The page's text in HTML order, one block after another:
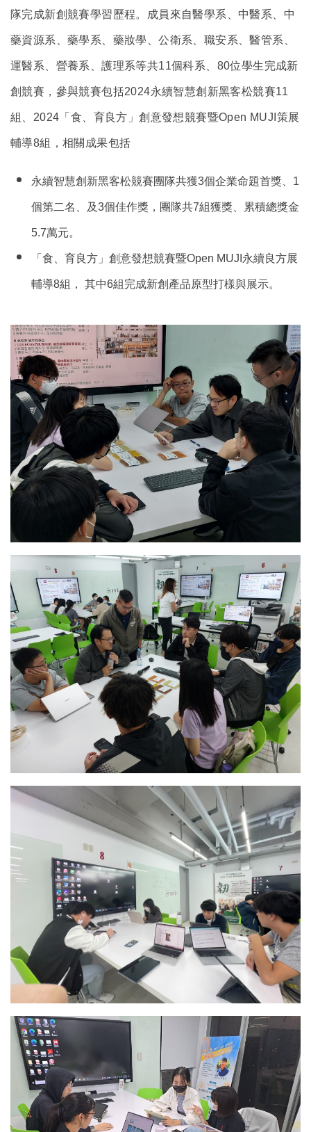
隊完成新創競賽學習歷程。成員來自醫學系、中醫系、中
藥資源系、藥學系、藥妝學、公衛系、職安系、醫管系、
運醫系、營養系、護理系等共11個科系、80位學生完成新
創競賽，參與競賽包括2024永續智慧創新黑客松競賽11
組、2024「食、育良方」創意發想競賽暨Open MUJI策展
輔導8組，相關成果包括
永續智慧創新黑客松競賽團隊共獲3個企業命題首獎、1
個第二名、及3個佳作獎，團隊共7組獲獎、累積總獎金
5.7萬元。
「食、育良方」創意發想競賽暨Open MUJI永續良方展
輔導8組， 其中6組完成新創產品原型打樣與展示。